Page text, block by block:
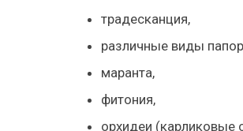
традесканция,
различные виды
маранта,
фитония,
орхидеи (карликовые